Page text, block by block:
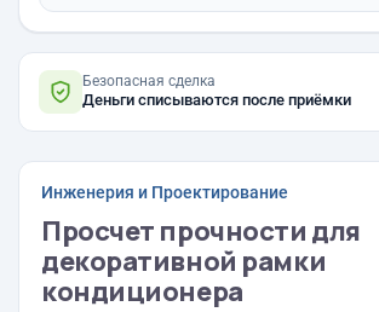
Безопасная сделка
Деньги списываются после приёмки
Инженерия и Проектирование
Просчет прочности для
декоративной рамки
кондиционера